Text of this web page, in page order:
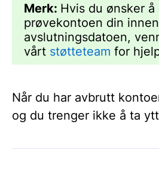
Merk: Hvis du ønsker
prøvekontoen din
avslutningsdatoen,
vårt støtteteam for
Når du har avbrutt
og du trenger ikke å ta